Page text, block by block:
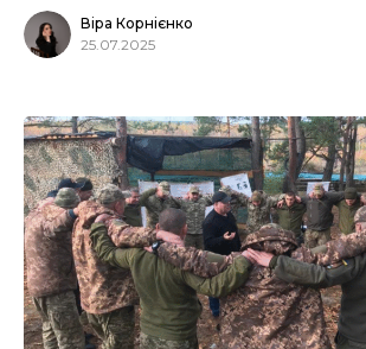
Віра Корнієнко
25.07.2025